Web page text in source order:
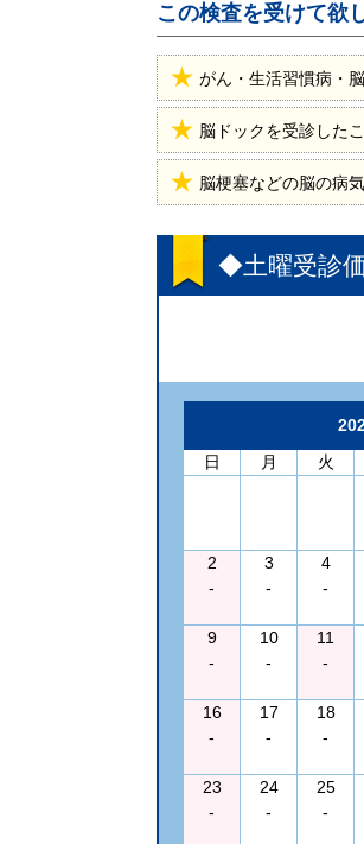
この検査を受けて欲
がん・生活習慣病・
脳ドックを受診した
脳梗塞などの脳の病
◆土曜受診
日
月 火
2
-
3
-
4
-
9
-
10
-
11
-
16
-
17
-
18
-
23
-
24
-
25
-